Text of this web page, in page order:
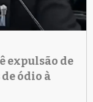
expulsão de
ódio à